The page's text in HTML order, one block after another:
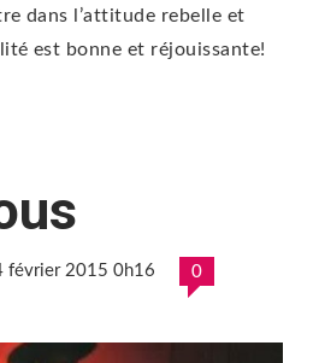
dans l’attitude rebelle et
est bonne et réjouissante!
février 2015 0h16
0